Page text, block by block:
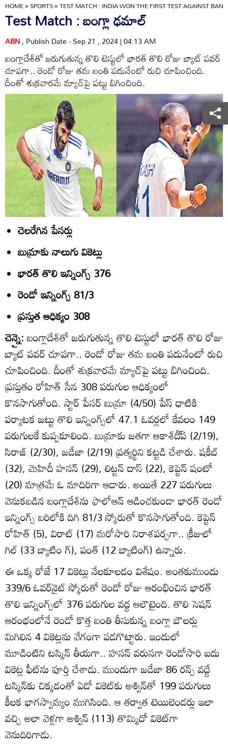
HOME»SPORTS»TEST MATCH : INDIA WON THE FIRST TEST AGAINST
Test Match : బంగ్లా ఢమాల్‌
ABN, Publish Date - Sep 21 , 2024 | 04:13 AM
బంగ్లాదేశ్‌తో జరుగుతున్న తొలి టెస్టులో భారత్‌ తొలి రోజు బ్యాట్‌ పవర్‌
చూపగా.. రెండో రోజు తమ బంతి పదునేంటో రుచి చూపించింది.
దీంతో శుక్రవారమే మ్యాచ్‌పై పట్టు బిగించింది.
చెలరేగిన పేసర్లు
బుమ్రాకు నాలుగు వికెట్లు
భారత్‌ తొలి ఇన్నింగ్స్‌ 376
రెండో ఇన్నింగ్స్‌ 81/3
ప్రస్తుత ఆధిక్యం 308
చెన్నై:బంగ్లాదేశ్‌తో జరుగుతున్న తొలి టెస్టులో భారత్‌ తొలి రోజు
బ్యాట్‌ పవర్‌ చూపగా.. రెండో రోజు తమ బంతి పదునేంటో రుచి
చూపించింది. దీంతో శుక్రవారమే మ్యాచ్‌పై పట్టు బిగించింది.
ప్రస్తుతం రోహిత్‌ సేన 308 పరుగుల ఆధిక్యంలో
కొనసాగుతోంది. స్టార్‌ పేసర్‌ బుమ్రా (4/50) పేస్‌ ధాటికి
పర్యాటక జట్టు తొలి ఇన్నింగ్స్‌లో 47.1 ఓవర్లలో కేవలం 149
పరుగులకే కుప్పకూలింది. బుమ్రాకు జతగా ఆకాశ్‌దీ్‌ప (2/19),
సిరాజ్‌ (2/30), జడేజా (2/19) ప్రత్యర్థిని కట్టడి చేశారు. షకీబ్‌
(32), మెహిదీ హసన్‌ (29), లిట్టన్‌ దాస్‌ (22), కెప్టెన్‌ షంటో
(20) మాత్రమే ఓ మాదిరిగా ఆడారు. అయితే 227 పరుగులు
వెనుకబడిన బంగ్లాదేశ్‌ను ఫాలోఆన్‌ ఆడించకుండా భారత్‌ రెండో
ఇన్నింగ్స్‌ బరిలోకి దిగి 81/3 స్కోరుతో కొనసాగుతోంది. కెప్టెన్‌
రోహిత్‌ (5), విరాట్‌ (17) మరోసారి నిరాశపర్చగా.. క్రీజులో
గిల్‌ (33 బ్యాటిం గ్‌), పంత్‌ (12 బ్యాటింగ్‌) ఉన్నారు.
ఈ ఒక్క రోజే 17 వికెట్లు నేలకూలడం విశేషం. అంతకుముందు
339/6 ఓవర్‌నైట్‌ స్కోరుతో రెండో రోజు ఆరంభించిన భారత్‌
తొలి ఇన్నింగ్స్‌లో 376 పరుగుల వద్ద ఆలౌటైంది. తొలి సెషన్‌
ఆరంభంలోనే రెండో కొత్త బంతి తీసుకున్న బంగ్లా బౌలర్లు
మిగిలిన 4 వికెట్లను వేగంగా పడగొట్టారు. ఇందులో
మూడింటిని టస్కిన్‌ తీయగా.. హసన్‌ వరుసగా రెండోసారి ఐదు
వికెట్ల ఫీట్‌ను పూర్తి చేశాడు. ముందుగా జడేజా 86 రన్స్‌ వద్దే
టస్కిన్‌కు చిక్కడంతో ఏడో వికెట్‌కు అశ్విన్‌తో 199 పరుగులు
కీలక భాగస్వామ్యం ముగిసింది. ఆ తర్వాత టెయిలెండర్లు ఇలా
వచ్చి అలా వెళ్లగా అశ్విన్‌ (113) తొమ్మిదో వికెట్‌గా
వెనుదిరిగాడు.